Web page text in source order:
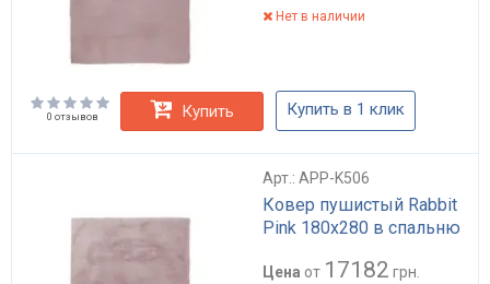
Нет в наличии
0 отзывов Купить Купить в 1 клик
Арт.: APP-K506
Ковер пушистый Rabbit
Pink 180x280 в спальню
Цена от 17182 грн.